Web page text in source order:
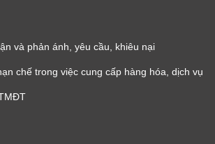
và phản ánh, yêu cầu, khiêu nại
chế trong việc cung cấp hàng hóa, dịch vụ